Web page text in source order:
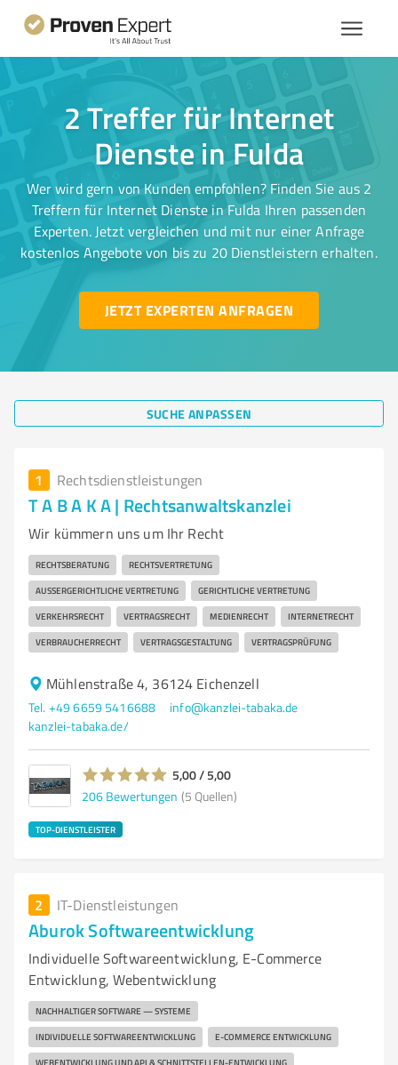
2 Treffer für Internet
Dienste in Fulda
Wer wird gern von Kunden empfohlen? Finden Sie aus 2
Treffern für Internet Dienste in Fulda Ihren passenden
Experten. Jetzt vergleichen und mit nur einer Anfrage
kostenlos Angebote von bis zu 20 Dienstleistern erhalten.
JETZT EXPERTEN ANFRAGEN
SUCHE ANPASSEN
1 Rechtsdienstleistungen
T A B A K A | Rechtsanwaltskanzlei
Wir kümmern uns um Ihr Recht
RECHTSBERATUNG RECHTSVERTRETUNG
AUSSERGERICHTLICHE VERTRETUNG GERICHTLICHE VERTRETUNG
VERKEHRSRECHT VERTRAGSRECHT MEDIENRECHT INTERNETRECHT
VERBRAUCHERRECHT VERTRAGSGESTALTUNG VERTRAGSPRÜFUNG
Mühlenstraße 4, 36124 Eichenzell
Tel. +49 6659 5416688
info@kanzlei-tabaka.de
kanzlei-tabaka.de/
5,00 / 5,00
206 Bewertungen (5 Quellen)
TOP-DIENSTLEISTER
2 IT-Dienstleistungen
Aburok Softwareentwicklung
Individuelle Softwareentwicklung, E-Commerce
Entwicklung, Webentwicklung
NACHHALTIGER SOFTWARE — SYSTEME
INDIVIDUELLE SOFTWAREENTWICKLUNG E-COMMERCE ENTWICKLUNG
WEBENTWICKLUNG UND API & SCHNITTSTELLEN-ENTWICKLUNG